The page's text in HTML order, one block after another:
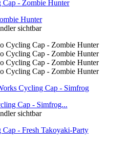
Hunter
sichtbar
Cap - Simfrog...
sichtbar